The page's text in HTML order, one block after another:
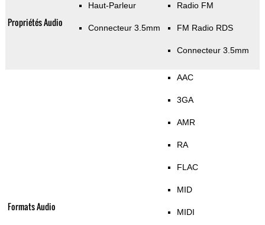
Propriétés Audio
Haut-Parleur
Connecteur 3.5mm
Radio FM
FM Radio RDS
Connecteur 3.5mm
Formats Audio
AAC
3GA
AMR
RA
FLAC
MID
MIDI